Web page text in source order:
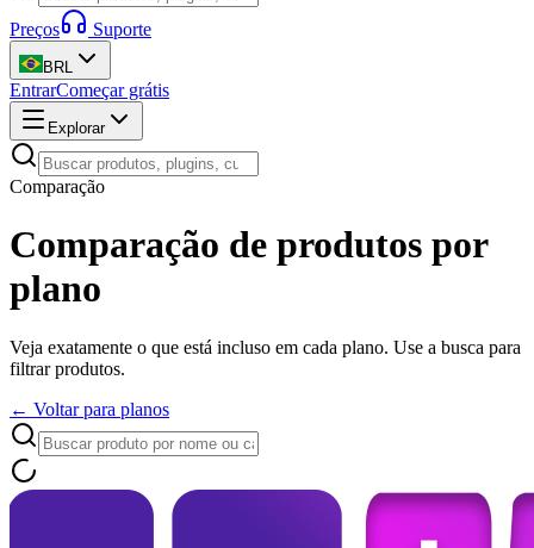
Preços Suporte
BRL
EntrarComeçar grátis
Explorar
Comparação
Comparação de produtos por
plano
Veja exatamente o que está incluso em cada plano. Use a busca para
filtrar produtos.
← Voltar para planos